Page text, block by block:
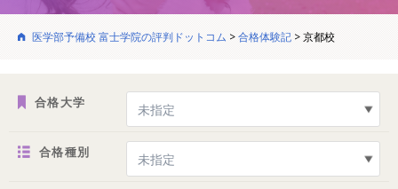
医学部予備校 富士学院の評判ドットコム >合格体験記 >京都校
合格大学
合格種別